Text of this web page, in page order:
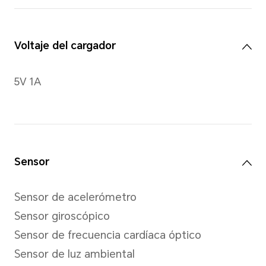
Correa
Correa de TPU y de nailon